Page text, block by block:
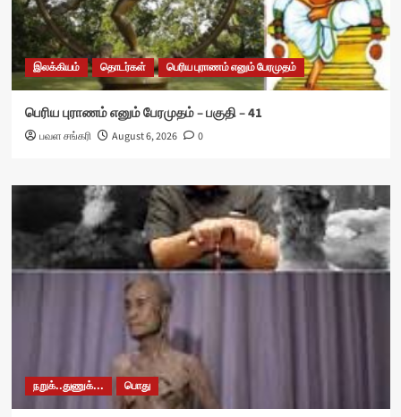
இலக்கியம் தொடர்கள் பெரிய புராணம் எனும் பேரமுதம்
பெரிய புராணம் எனும் பேரமுதம் – பகுதி – 41
பவள சங்கரி August 6, 2026 0
நறுக்..துணுக்... பொது